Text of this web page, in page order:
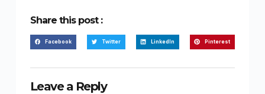
Share this post :
Facebook Twitter LinkedIn Pinterest
Leave a Reply